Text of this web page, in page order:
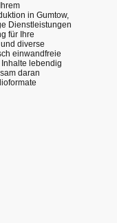
in Gumtow,
Dienstleistungen
für Ihre
diverse
einwandfreie
lebendig
daran